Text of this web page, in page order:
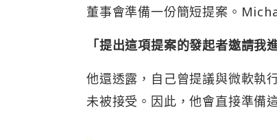
董事會準備一份簡短提案。
「提出這項提案的發起者邀請
他還透露，自己曾提議與微軟執
未被接受。因此，他會直接準備